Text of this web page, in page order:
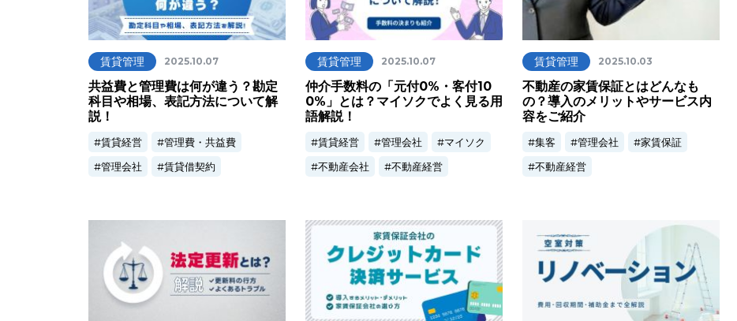
賃貸管理 2025.10.07
共益費と管理費は何が違う？勘定
科目や相場、表記方法について解
説！
賃貸経営
管理費・共益費
管理会社
賃貸借契約
賃貸管理 2025.10.07
仲介手数料の「元付0%・客付10
0%」とは？マイソクでよく見る用
語解説！
賃貸経営 管理会社
マイソク
不動産会社
不動産経営
賃貸管理 2025.10.03
不動産の家賃保証とはどんなも
の？導入のメリットやサービス内
容をご紹介
集客 管理会社
家賃保証
不動産経営